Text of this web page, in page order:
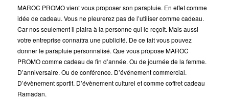
MAROC PROMO vient vous proposer son parapluie. En effet comme
idée de cadeau. Vous ne pleurerez pas de l’utiliser comme cadeau.
Car nos seulement il plaira à la personne qui le reçoit. Mais aussi
votre entreprise connaîtra une publicité. De ce fait vous pouvez
donner le parapluie personnalisé. Que vous propose MAROC
PROMO comme cadeau de fin d’année. Ou de journée de la femme.
D’anniversaire. Ou de conférence. D’événement commercial.
D’évènement sportif. D’évènement culturel et comme coffret cadeau
Ramadan.